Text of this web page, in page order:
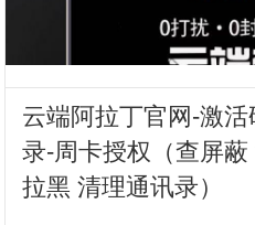
云端阿拉丁官网-激
录-周卡授权（查屏
拉黑 清理通讯录）